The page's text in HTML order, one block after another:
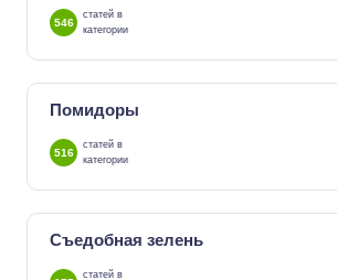
546
статей в
категории
Помидоры
516
статей в
категории
Съедобная зелень
статей в